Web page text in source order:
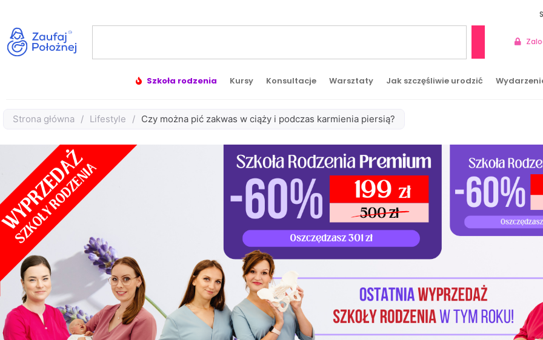
Szkoła rodzenia Kursy Konsultacje Warsztaty Jak szczęśliwie urodzić
Strona główna / Lifestyle / Czy można pić zakwas w ciąży i podczas karmienia piersią?